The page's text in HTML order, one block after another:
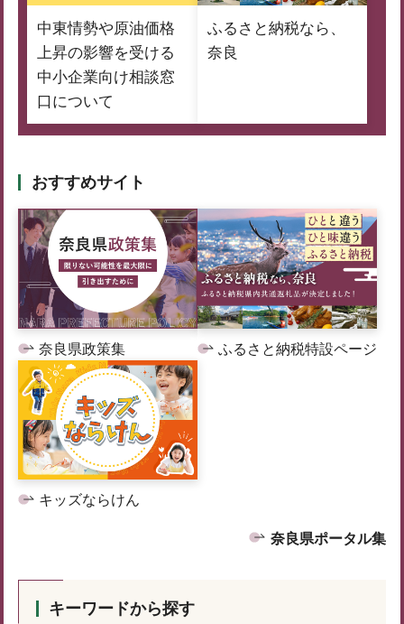
中東情勢や原油価格
上昇の影響を受ける
中小企業向け相談窓
口について
ふるさと納税なら、
奈良
おすすめサイト
奈良県政策集 ふるさと納税特設ページ
キッズならけん
奈良県ポータル集
キーワードから探す